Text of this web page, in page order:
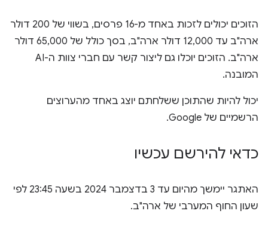
הזוכים יכולים לזכות באחד מ-16 פרסים, בשווי של 200 דולר
ארה"ב עד 12,000 דולר ארה"ב, בסך כולל של 65,000 דולר
ארה"ב. הזוכים יוכלו גם ליצור קשר עם חברי צוות ה-AI
המובנה.
יכול להיות שהתוכן ששלחתם יוצג באחד מהערוצים
הרשמיים של Google.
כדאי להירשם עכשיו
האתגר יימשך מהיום עד 3 בדצמבר 2024 בשעה 23:45 לפי
שעון החוף המערבי של ארה"ב.